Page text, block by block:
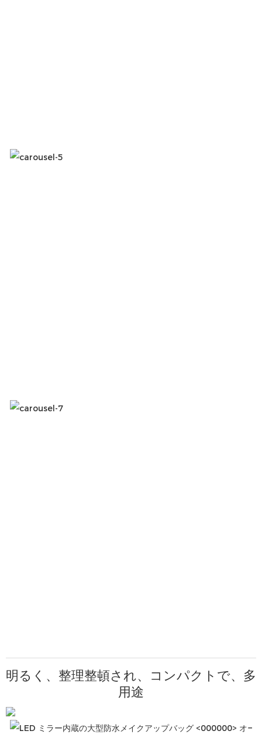
明るく、整理整頓され、コンパクトで、多
用途